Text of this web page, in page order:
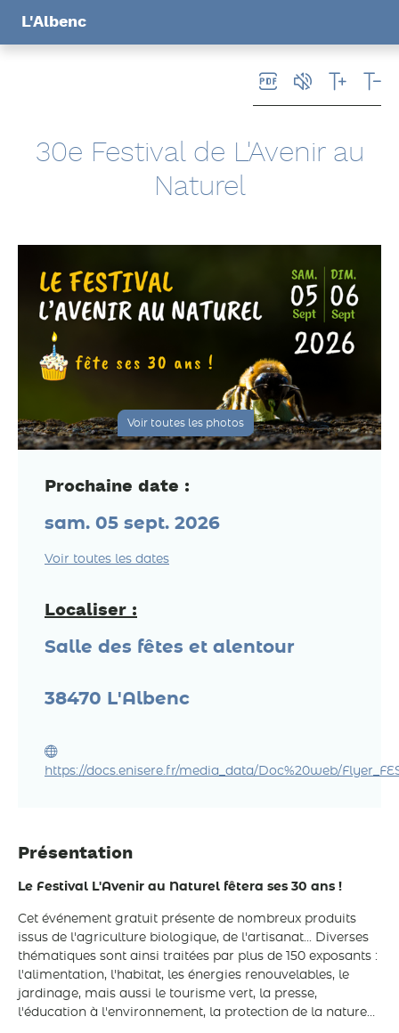
L'Albenc
30e Festival de L'Avenir au
Naturel
Voir toutes les photos
Prochaine date :
sam. 05 sept. 2026
Voir toutes les dates
Localiser :
Salle des fêtes et alentour
38470 L'Albenc
https://docs.enisere.fr/media_data/Doc%20web/
Présentation
Le Festival L'Avenir au Naturel fêtera ses 30 ans !
Cet événement gratuit présente de nombreux produits
issus de l'agriculture biologique, de l'artisanat... Diverses
thématiques sont ainsi traitées par plus de 150 exposants :
l'alimentation, l'habitat, les énergies renouvelables, le
jardinage, mais aussi le tourisme vert, la presse,
l'éducation à l'environnement, la protection de la nature…